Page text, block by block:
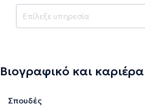
Βιογραφικό και καριέρα
Σπουδές